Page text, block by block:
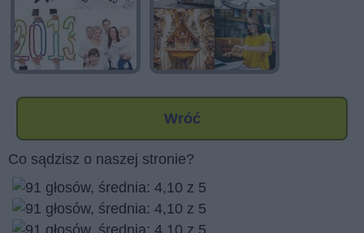
Wróć
Co sądzisz o naszej stronie?